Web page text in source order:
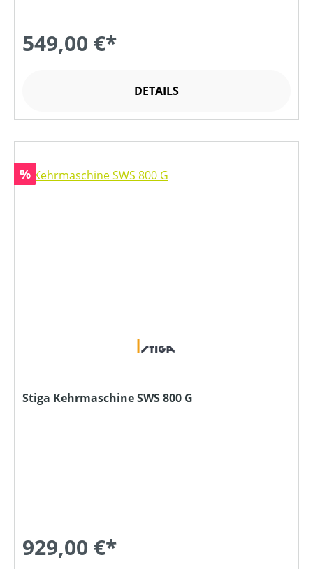
549,00 €*
DETAILS
Rabatt
%
Stiga Kehrmaschine SWS 800 G
929,00 €*